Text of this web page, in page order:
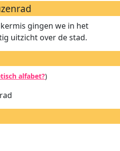
gingen we in het
uitzicht over de stad.
alfabet?)